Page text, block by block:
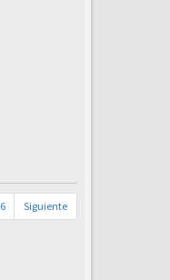
6 Siguiente